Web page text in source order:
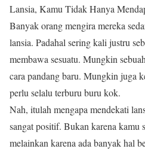
Lansia, Kamu Tidak Hanya
Banyak orang mengira mereka
lansia. Padahal sering kali justru
membawa sesuatu. Mungkin
cara pandang baru. Mungkin juga
perlu selalu terburu buru kok.
Nah, itulah mengapa mendekati
sangat positif. Bukan karena kamu
melainkan karena ada banyak hal